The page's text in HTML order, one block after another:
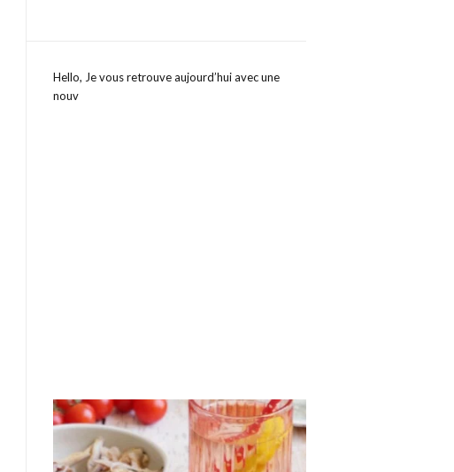
Hello, Je vous retrouve aujourd’hui avec une
nouv